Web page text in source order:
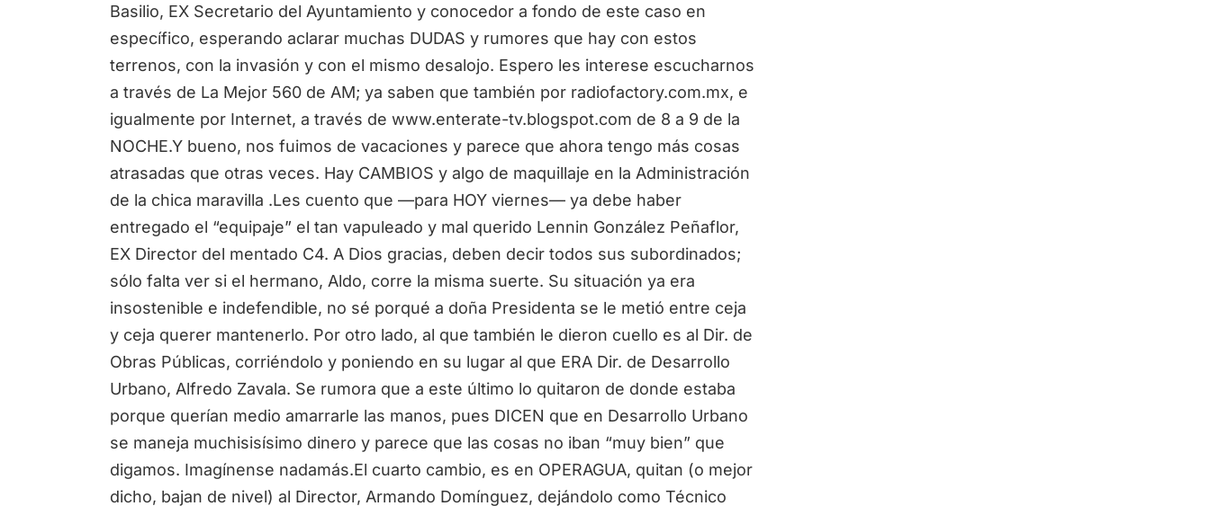
Basilio, EX Secretario del Ayuntamiento y conocedor a fondo de este caso en
específico, esperando aclarar muchas DUDAS y rumores que hay con estos
terrenos, con la invasión y con el mismo desalojo. Espero les interese escucharnos
a través de La Mejor 560 de AM; ya saben que también por radiofactory.com.mx, e
igualmente por Internet, a través de www.enterate-tv.blogspot.com de 8 a 9 de la
NOCHE.Y bueno, nos fuimos de vacaciones y parece que ahora tengo más cosas
atrasadas que otras veces. Hay CAMBIOS y algo de maquillaje en la Administración
de la chica maravilla .Les cuento que —para HOY viernes— ya debe haber
entregado el “equipaje” el tan vapuleado y mal querido Lennin González Peñaflor,
EX Director del mentado C4. A Dios gracias, deben decir todos sus subordinados;
sólo falta ver si el hermano, Aldo, corre la misma suerte. Su situación ya era
insostenible e indefendible, no sé porqué a doña Presidenta se le metió entre ceja
y ceja querer mantenerlo. Por otro lado, al que también le dieron cuello es al Dir. de
Obras Públicas, corriéndolo y poniendo en su lugar al que ERA Dir. de Desarrollo
Urbano, Alfredo Zavala. Se rumora que a este último lo quitaron de donde estaba
porque querían medio amarrarle las manos, pues DICEN que en Desarrollo Urbano
se maneja muchisisísimo dinero y parece que las cosas no iban “muy bien” que
digamos. Imagínense nadamás.El cuarto cambio, es en OPERAGUA, quitan (o mejor
dicho, bajan de nivel) al Director, Armando Domínguez, dejándolo como Técnico